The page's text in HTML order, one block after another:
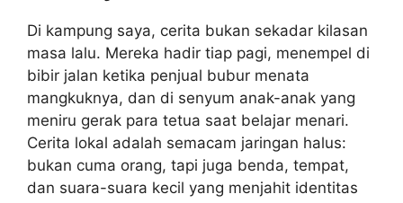
Di kampung saya, cerita bukan sekadar kilasan
masa lalu. Mereka hadir tiap pagi, menempel di
bibir jalan ketika penjual bubur menata
mangkuknya, dan di senyum anak-anak yang
meniru gerak para tetua saat belajar menari.
Cerita lokal adalah semacam jaringan halus:
bukan cuma orang, tapi juga benda, tempat,
dan suara-suara kecil yang menjahit identitas